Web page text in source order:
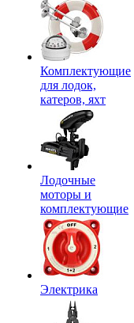
Комплектующие
для лодок,
катеров, яхт
Лодочные
моторы и
комплектующие
Электрика